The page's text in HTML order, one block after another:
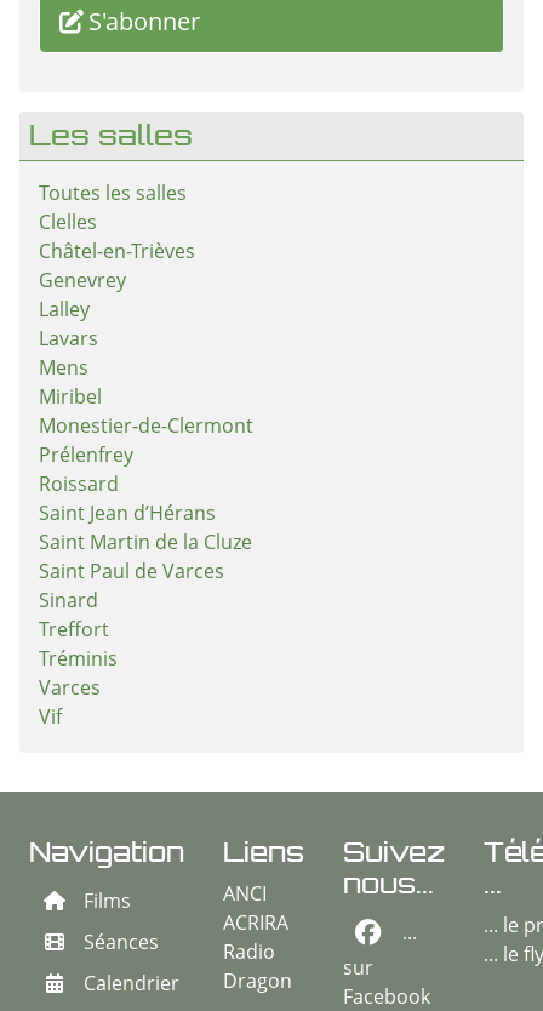
S'abonner
Les salles
Toutes les salles
Clelles
Châtel-en-Trièves
Genevrey
Lalley
Lavars
Mens
Miribel
Monestier-de-Clermont
Prélenfrey
Roissard
Saint Jean d’Hérans
Saint Martin de la Cluze
Saint Paul de Varces
Sinard
Treffort
Tréminis
Varces
Vif
Navigation
Films
Séances
Calendrier
Liens
ANCI
ACRIRA
Radio
Dragon
Suivez
nous...
...
sur
Facebook
...
... le
... le